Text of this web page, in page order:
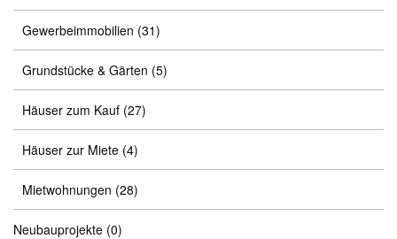
Gewerbeimmobilien (31)
Grundstücke & Gärten (5)
Häuser zum Kauf (27)
Häuser zur Miete (4)
Mietwohnungen (28)
Neubauprojekte (0)